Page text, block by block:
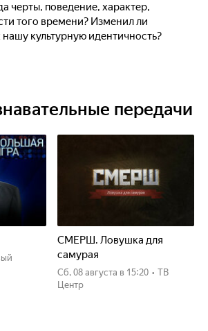
черты, поведение, характер,
того времени? Изменил ли
культурную идентичность?
передачи
СМЕРШ. Ловушка для
самурая
сб, 08 августа в 15:20 • ТВ
Центр